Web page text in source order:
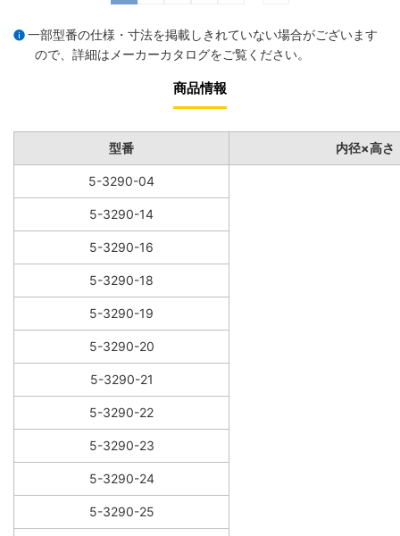
一部型番の仕様・寸法を掲載しきれていない場合がございます
ので、詳細は メーカーカタログをご覧ください。
商品情報
型番 内径×高さ
5-3290-04
5-3290-14
5-3290-16
5-3290-18
5-3290-19
5-3290-20
5-3290-21
5-3290-22
5-3290-23
5-3290-24
5-3290-25